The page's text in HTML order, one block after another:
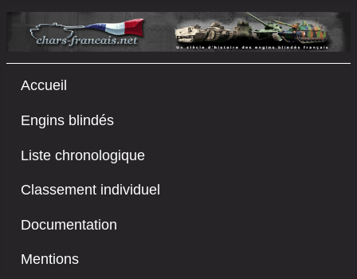
Accueil
Engins blindés
Liste chronologique
Classement individuel
Documentation
Mentions